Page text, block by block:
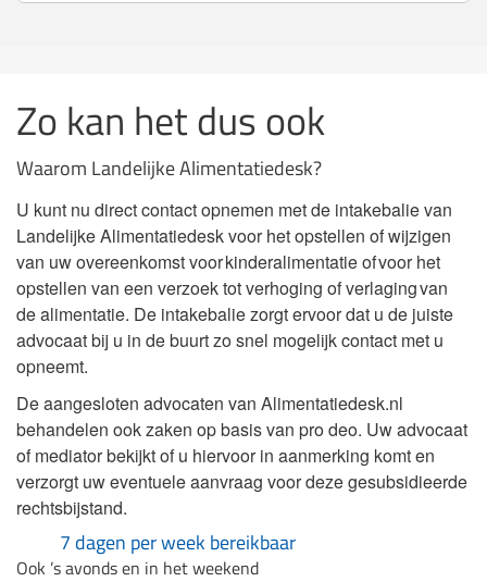
Zo kan het dus ook
Waarom Landelijke Alimentatiedesk?
U kunt nu direct contact opnemen met de intakebalie van
Landelijke Alimentatiedesk voor het opstellen of wijzigen
van uw overeenkomst voor kinderalimentatie of voor het
opstellen van een verzoek tot verhoging of verlaging van
de alimentatie. De intakebalie zorgt ervoor dat u de juiste
advocaat bij u in de buurt zo snel mogelijk contact met u
opneemt.
De aangesloten advocaten van Alimentatiedesk.nl
behandelen ook zaken op basis van pro deo. Uw advocaat
of mediator bekijkt of u hiervoor in aanmerking komt en
verzorgt uw eventuele aanvraag voor deze gesubsidieerde
rechtsbijstand.
7 dagen per week bereikbaar
Ook ’s avonds en in het weekend